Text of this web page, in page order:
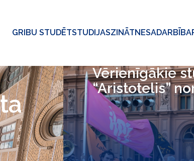
GRIBU STUDĒTSTUDIJASZINĀTNESADARBĪBA
Vērienīgākie
“Aristotelis”